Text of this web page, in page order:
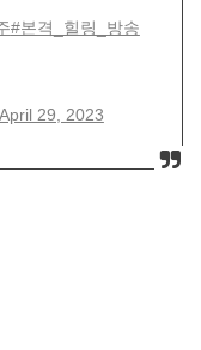
#본격_힐링_방송
April 29, 2023